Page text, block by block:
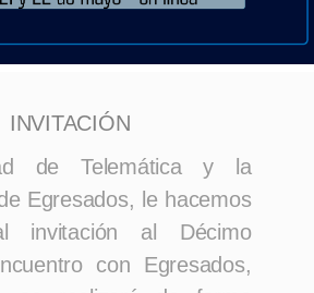
INVITACIÓN
de Telemática y la
Egresados, le hacemos
invitación al Décimo
con Egresados,